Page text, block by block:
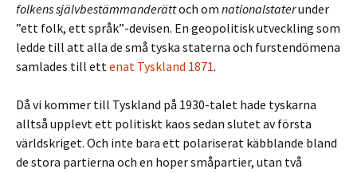
folkens självbestämmanderättoch om nationalstaterunder
”ett folk, ett språk”-devisen. En geopolitisk utveckling som
ledde till att alla de små tyska staterna och furstendömena
samlades till ettenat Tyskland 1871.
Då vi kommer till Tyskland på 1930-talet hade tyskarna
alltså upplevt ett politiskt kaos sedan slutet av första
världskriget. Och inte bara ett polariserat käbblande bland
de stora partierna och en hoper småpartier, utan två